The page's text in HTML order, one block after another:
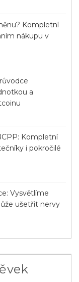
Kompletní
nákupu v
a
Kompletní
i pokročilé
Vysvětlíme
ušetřit nervy